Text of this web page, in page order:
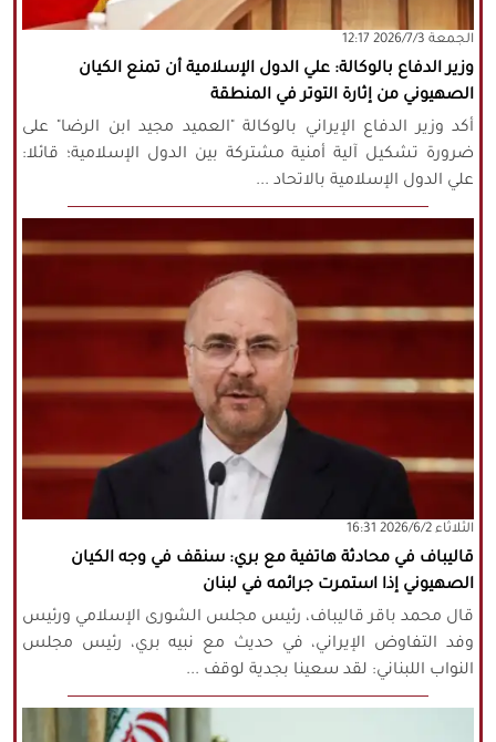
كافة الحقوق محفوظة لموقع نورنيوز
يُرجى ذكر المصدر عند نقل أي موضوع عن
موقعنا
‫‫الجمعة‬‬ 2026/7/3 12:17
وزير الدفاع بالوكالة: علي الدول الإسلامية أن تمنع الكيان
الصهيوني من إثارة التوتر في المنطقة
أكد وزير الدفاع الإيراني بالوكالة "العميد مجيد ابن الرضا" على
ضرورة تشكيل آلية أمنية مشتركة بين الدول الإسلامية؛ قائلا:
علي الدول الإسلامية بالاتحاد ...
‫‫الثلاثاء‬‬ 2026/6/2 16:31
قاليباف في محادثة هاتفية مع بري: سنقف في وجه الكيان
الصهيوني إذا استمرت جرائمه في لبنان
قال محمد باقر قاليباف، رئيس مجلس الشورى الإسلامي ورئيس
وفد التفاوض الإيراني، في حديث مع نبيه بري، رئيس مجلس
النواب اللبناني: لقد سعينا بجدية لوقف ...